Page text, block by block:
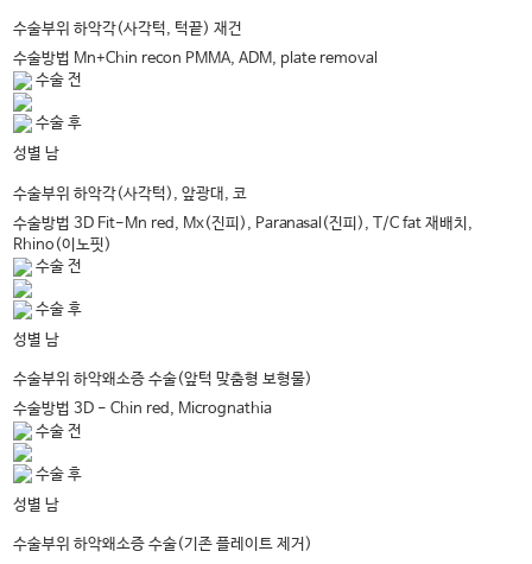
수술부위 하악각(사각턱, 턱끝) 재건
수술방법 Mn+Chin recon PMMA, ADM, plate removal
수술 전
수술 후
성별 남
수술부위 하악각(사각턱), 앞광대, 코
수술방법 3D Fit-Mn red, Mx(진피), Paranasal(진피), T/C fat 재배치,
Rhino(이노핏)
수술 전
수술 후
성별 남
수술부위 하악왜소증 수술(앞턱 맞춤형 보형물)
수술방법 3D - Chin red, Micrognathia
수술 전
수술 후
성별 남
수술부위 하악왜소증 수술(기존 플레이트 제거)